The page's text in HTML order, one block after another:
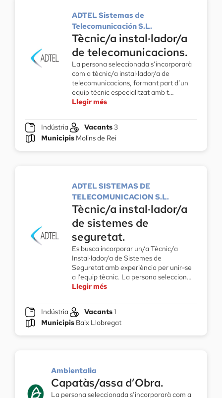
ADTEL Sistemas de
Telecomunicación S.L.
Tècnic/a instal·lador/a
de telecomunicacions.
La persona seleccionada s’incorporarà
com a tècnic/a instal·lador/a de
telecomunicacions, formant part d’un
equip tècnic especialitzat amb t…
Llegir més
Indústria Vacants3
MunicipisMolins de Rei
ADTEL SISTEMAS DE
TELECOMUNICACION S.L.
Tècnic/a instal·lador/a
de sistemes de
seguretat.
Es busca incorporar un/a Tècnic/a
Instal·lador/a de Sistemes de
Seguretat amb experiència per unir-se
a l’equip tècnic. La persona seleccion…
Llegir més
Indústria Vacants1
MunicipisBaix Llobregat
Ambientalia
Capatàs/assa d’Obra.
La persona seleccionada s’incorporarà com a